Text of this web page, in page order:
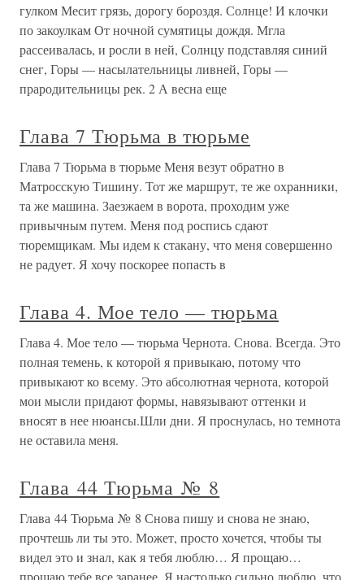
гулком Месит грязь, дорогу бороздя. Солнце! И клочки
по закоулкам От ночной сумятицы дождя. Мгла
рассеивалась, и росли в ней, Солнцу подставляя синий
снег, Горы — насылательницы ливней, Горы —
прародительницы рек. 2 А весна еще
Глава 7 Тюрьма в тюрьме
Глава 7 Тюрьма в тюрьме Меня везут обратно в
Матросскую Тишину. Тот же маршрут, те же охранники,
та же машина. Заезжаем в ворота, проходим уже
привычным путем. Меня под роспись сдают
тюремщикам. Мы идем к стакану, что меня совершенно
не радует. Я хочу поскорее попасть в
Глава 4. Мое тело — тюрьма
Глава 4. Мое тело — тюрьма Чернота. Снова. Всегда. Это
полная темень, к которой я привыкаю, потому что
привыкают ко всему. Это абсолютная чернота, которой
мои мысли придают формы, навязывают оттенки и
вносят в нее нюансы.Шли дни. Я проснулась, но темнота
не оставила меня.
Глава 44 Тюрьма № 8
Глава 44 Тюрьма № 8 Снова пишу и снова не знаю,
прочтешь ли ты это. Может, просто хочется, чтобы ты
видел это и знал, как я тебя люблю… Я прощаю…
прощаю тебе все заранее. Я настолько сильно люблю, что